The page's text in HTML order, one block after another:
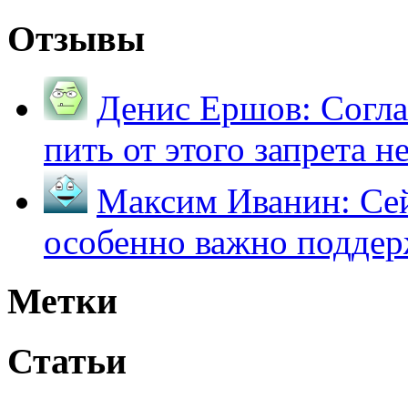
Отзывы
Денис Ершов:
пить от этого запрета
Максим Иванин:
особенно важно
Метки
Статьи